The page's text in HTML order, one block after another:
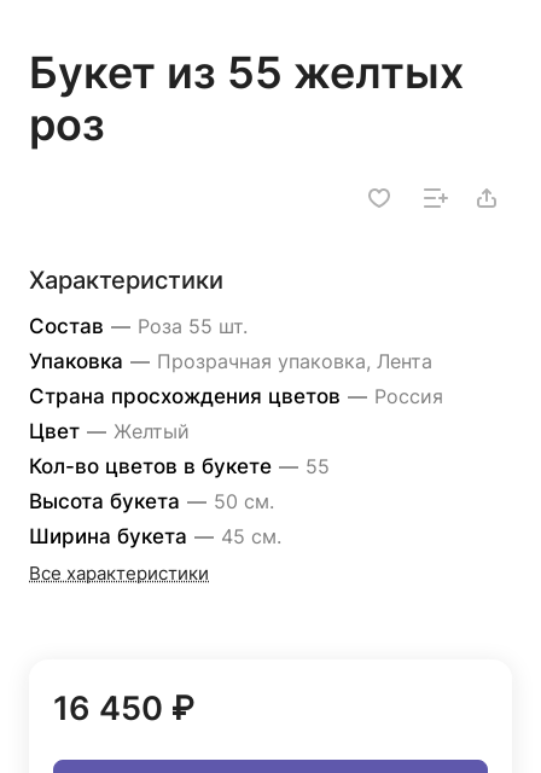
Букет из 55 желтых
роз
Характеристики
Состав — Роза 55 шт.
Упаковка — Прозрачная упаковка, Лента
Страна просхождения цветов — Россия
Цвет — Желтый
Кол-во цветов в букете — 55
Высота букета — 50 см.
Ширина букета — 45 см.
Все характеристики
16 450 ₽